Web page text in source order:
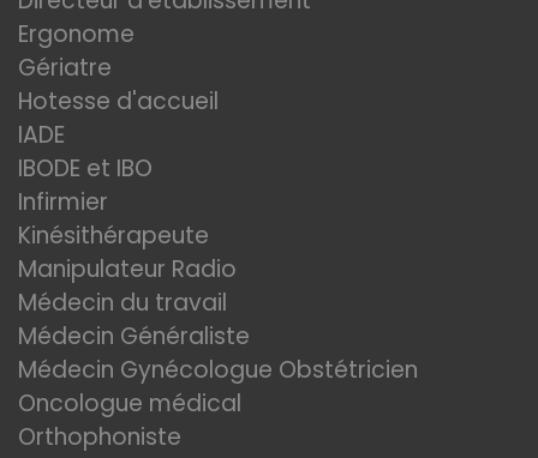
Ergonome
Gériatre
Hotesse d'accueil
IADE
IBODE et IBO
Infirmier
Kinésithérapeute
Manipulateur Radio
Médecin du travail
Médecin Généraliste
Médecin Gynécologue Obstétricien
Oncologue médical
Orthophoniste